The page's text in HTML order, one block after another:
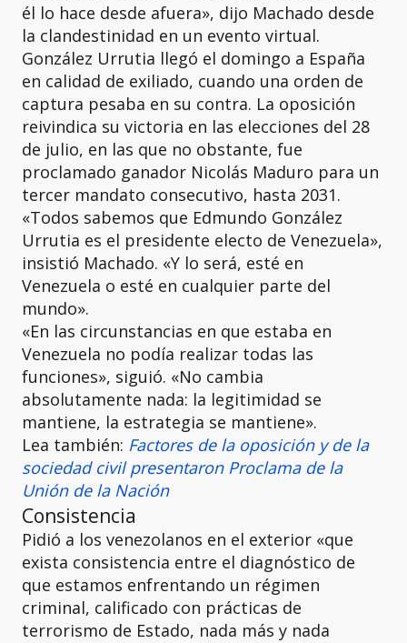
él lo hace desde afuera», dijo Machado desde
la clandestinidad en un evento virtual.
González Urrutia llegó el domingo a España
en calidad de exiliado, cuando una orden de
captura pesaba en su contra. La oposición
reivindica su victoria en las elecciones del 28
de julio, en las que no obstante, fue
proclamado ganador Nicolás Maduro para un
tercer mandato consecutivo, hasta 2031.
«Todos sabemos que Edmundo González
Urrutia es el presidente electo de Venezuela»,
insistió Machado. «Y lo será, esté en
Venezuela o esté en cualquier parte del
mundo».
«En las circunstancias en que estaba en
Venezuela no podía realizar todas las
funciones», siguió. «No cambia
absolutamente nada: la legitimidad se
mantiene, la estrategia se mantiene».
Lea también: Factores de la oposición y de la
sociedad civil presentaron Proclama de la
Unión de la Nación
Consistencia
Pidió a los venezolanos en el exterior «que
exista consistencia entre el diagnóstico de
que estamos enfrentando un régimen
criminal, calificado con prácticas de
terrorismo de Estado, nada más y nada